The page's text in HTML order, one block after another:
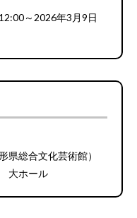
～2026年3月9日
県総合文化芸術館）
大ホール